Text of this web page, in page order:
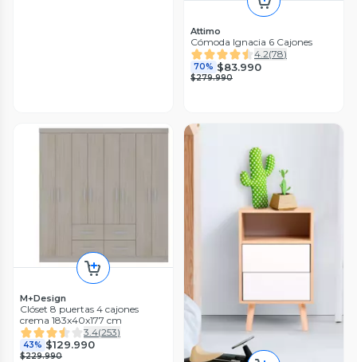
Attimo
Cómoda Ignacia 6 Cajones
4.2(78)
70% $83.990
$279.990
M+Design
Clóset 8 puertas 4 cajones
crema 183x40x177 cm
3.4(253)
43% $129.990
$229.990